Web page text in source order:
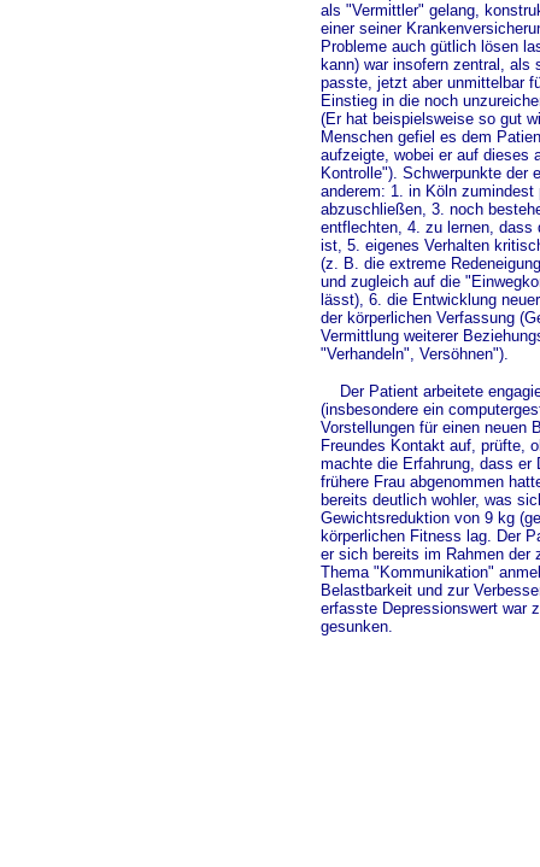
als "Vermittler" gelang,
einer seiner
Probleme auch gütlich lösen
kann) war insofern zentral,
passte, jetzt aber unmittelbar
Einstieg in die noch
(Er hat beispielsweise so gut
Menschen gefiel es dem
aufzeigte, wobei er auf dieses
Kontrolle"). Schwerpunkte der
anderem: 1. in Köln
abzuschließen, 3. noch
entflechten, 4. zu lernen, dass
ist, 5. eigenes Verhalten
(z. B. die extreme
und zugleich auf die
lässt), 6. die Entwicklung
der körperlichen Verfassung
Vermittlung weiterer
"Verhandeln", Versöhnen").
Der Patient arbeitete
(insbesondere ein
Vorstellungen für einen neuen
Freundes Kontakt auf, prüfte,
machte die Erfahrung, dass er
frühere Frau abgenommen
bereits deutlich wohler, was
Gewichtsreduktion von 9 kg
körperlichen Fitness lag. Der
er sich bereits im Rahmen der
Thema "Kommunikation"
Belastbarkeit und zur
erfasste Depressionswert war
gesunken.